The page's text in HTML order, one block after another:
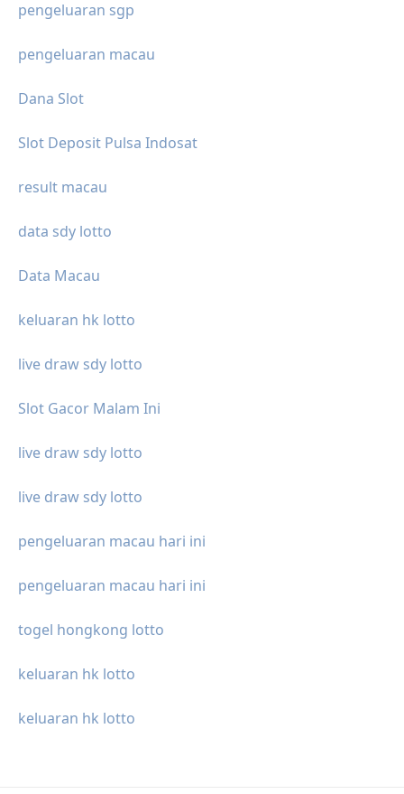
pengeluaran sgp
pengeluaran macau
Dana Slot
Slot Deposit Pulsa Indosat
result macau
data sdy lotto
Data Macau
keluaran hk lotto
live draw sdy lotto
Slot Gacor Malam Ini
live draw sdy lotto
live draw sdy lotto
pengeluaran macau hari ini
pengeluaran macau hari ini
togel hongkong lotto
keluaran hk lotto
keluaran hk lotto